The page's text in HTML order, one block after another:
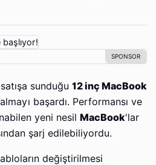
sunduğu 12 inç MacBook
başardı. Performansı ve
yeni nesil MacBook'lar
şarj edilebiliyordu.
değiştirilmesi